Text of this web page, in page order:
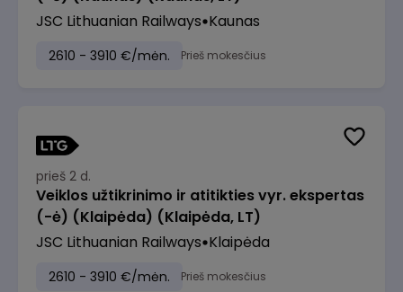
JSC Lithuanian Railways Kaunas
2610 - 3910 €/mėn. Prieš mokesčius
prieš 2 d.
Veiklos užtikrinimo ir atitikties vyr. ekspertas
(-ė) (Klaipėda) (Klaipėda, LT)
JSC Lithuanian Railways Klaipėda
2610 - 3910 €/mėn. Prieš mokesčius